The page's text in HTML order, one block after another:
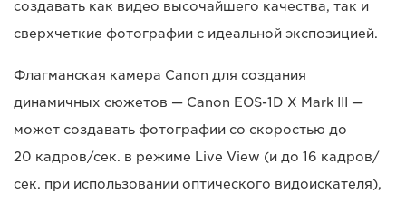
создавать как видео высочайшего качества, так и
сверхчеткие фотографии с идеальной экспозицией.
Флагманская камера Canon для создания
динамичных сюжетов — Canon EOS-1D X Mark III —
может создавать фотографии со скоростью до
20 кадров/сек. в режиме Live View (и до 16 кадров/
сек. при использовании оптического видоискателя),